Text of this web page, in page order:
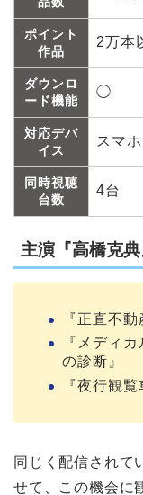
ポイント
作品
2万本
ダウンロ
ード機能
◯
対応デバ
イス
スマ
同時視聴
台数
4台
主演『高橋克
『正直不動
『メディ
の診断』
『夜行観覧
同じく配信されて
せて、この機会に